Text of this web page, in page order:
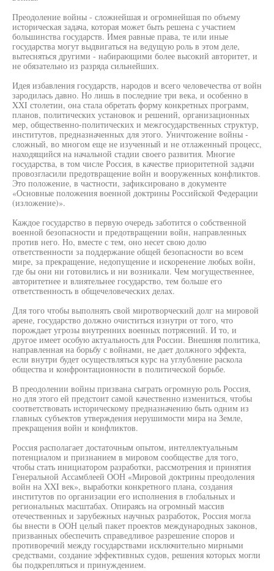
Преодоление войны - сложнейшая и огромнейшая по объему
историческая задача, которая может быть решена с участием
большинства государств. Имея равные права, те или иные
государства могут выдвигаться на ведущую роль в этом деле,
вытесняться другими - набирающими более высокий авторитет, и
не обязательно из разряда сильнейших.
Идея избавления государств, народов и всего человечества от войн
зародилась давно. Но лишь в последние три века, и особенно в
XXI столетии, она стала обретать форму конкретных программ,
планов, политических установок и решений, организационных
мер, общественно-политических и межгосударственных структур,
институтов, предназначенных для этого. Уничтожение войны -
сложный, во многом еще не изученный и не отлаженный процесс,
находящийся на начальной стадии своего развития. Многие
государства, в том числе Россия, в качестве приоритетной задачи
провозгласили предотвращение войн и вооруженных конфликтов.
Это положение, в частности, зафиксировано в документе
«Основные положения военной доктрины Российской Федерации
(изложение)».
Каждое государство в первую очередь заботится о собственной
военной безопасности и предотвращении войн, направленных
против него. Но, вместе с тем, оно несет свою долю
ответственности за поддержание общей безопасности во всем
мире, за прекращение, недопущение и искоренение любых войн,
где бы они ни готовились и ни возникали. Чем могущественнее,
авторитетнее и влиятельнее государство, тем больше его
ответственность в общечеловеческих делах.
Для того чтобы выполнять свой миротворческий долг на мировой
арене, государство должно очиститься изнутри от того, что
порождает угрозы внутренних военных потрясений. И то, и
другое имеет особую актуальность для России. Внешняя политика,
направленная на борьбу с войнами, не дает должного эффекта,
если внутри будет осуществляться курс на углубление раскола
общества и конфронтационности в политической борьбе.
В преодолении войны призвана сыграть огромную роль Россия,
но для этого ей предстоит самой качественно измениться, чтобы
соответствовать историческому предназначению быть одним из
главных субъектов утверждения нерушимости мира на Земле,
прекращения войн и конфликтов.
Россия располагает достаточным опытом, интеллектуальным
потенциалом и признанием в мировом сообществе для того,
чтобы стать инициатором разработки, рассмотрения и принятия
Генеральной Ассамблеей ООН «Мировой доктрины преодоления
войн на XXI век», выработки конкретного плана, создания
институтов по организации его исполнения в глобальных и
региональных масштабах. Опираясь на огромный массив
отечественных и зарубежных научных разработок, Россия могла
бы внести в ООН целый пакет проектов международных законов,
призванных обеспечить справедливое разрешение споров и
противоречий между государствами исключительно мирными
средствами, создание эффективных судов, решения которых могли
бы подкрепляться и принуждением.